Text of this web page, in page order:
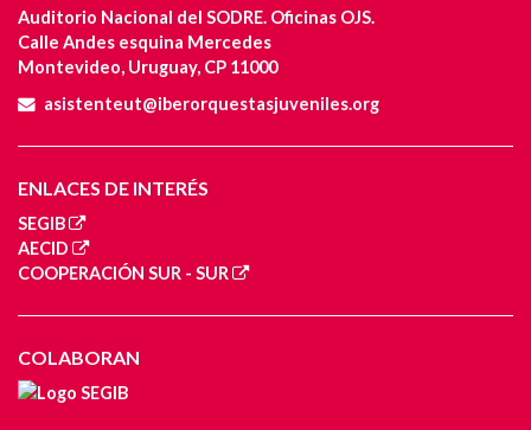
Auditorio Nacional del SODRE. Oficinas OJS.
Calle Andes esquina Mercedes
Montevideo, Uruguay, CP 11000
asistenteut@iberorquestasjuveniles.org
ENLACES DE INTERÉS
SEGIB
AECID
COOPERACIÓN SUR - SUR
COLABORAN